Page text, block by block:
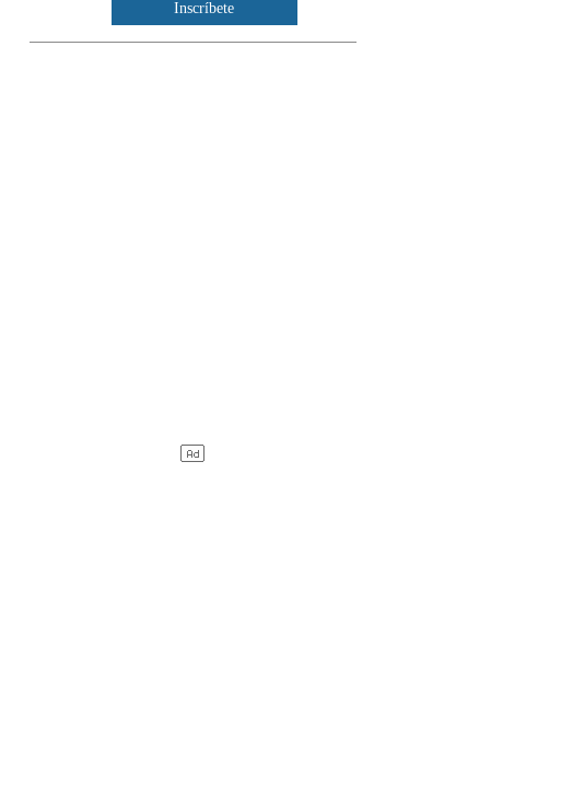
Inscríbete